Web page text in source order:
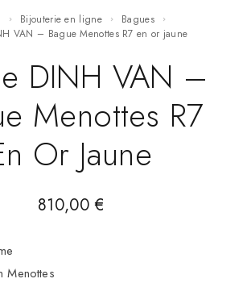
Bijouterie en ligne
Bagues
VAN – Bague Menottes R7 en or jaune
DINH VAN –
Menottes R7
Or Jaune
810,00€
Menottes